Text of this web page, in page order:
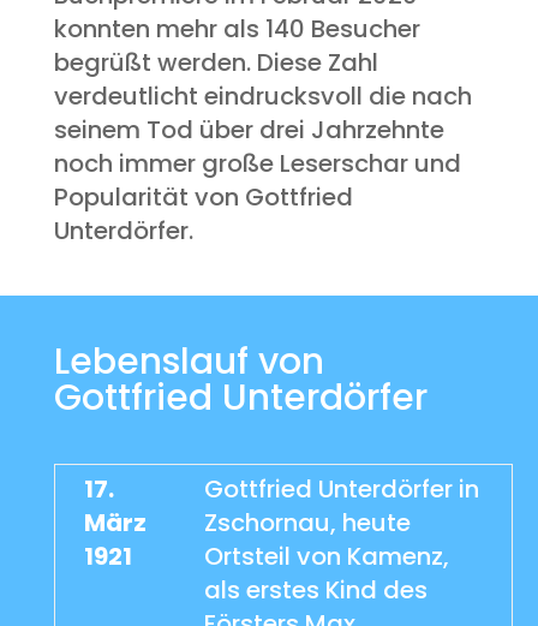
konnten mehr als 140 Besucher
begrüßt werden. Diese Zahl
verdeutlicht eindrucksvoll die nach
seinem Tod über drei Jahrzehnte
noch immer große Leserschar und
Popularität von Gottfried
Unterdörfer.
Lebenslauf von
Gottfried Unterdörfer
17.
März
1921
Gottfried Unterdörfer in
Zschornau, heute
Ortsteil von Kamenz,
als erstes Kind des